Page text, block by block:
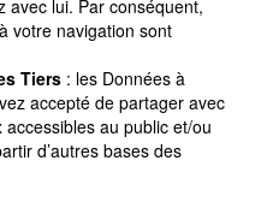
avec lui. Par conséquent,
votre navigation sont
Tiers : les Données à
accepté de partager avec
au public et/ou
d’autres bases des